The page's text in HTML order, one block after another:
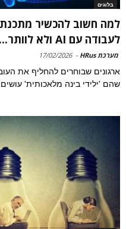
בלוגים
למה חשוב להכשיר
לעבודה עם AI ולא לוותר...
מערכת HRus -
17/02/2026
ארגונים שבוחרים להחליף את
שהם 'ילידי בינה מלאכותית'